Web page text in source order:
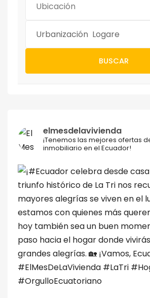
Ubicación
Urbanización Logare
BUSCAR
elmesdelavivienda
¡Tenemos las mejores ofertas
inmobiliario en el Ecuador!